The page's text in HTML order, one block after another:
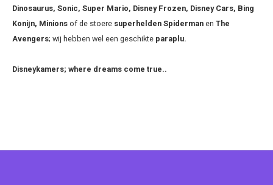
Dinosaurus, Sonic, Super Mario, Disney Frozen, Disney Cars, Bing
Konijn, Minionsof de stoere superhelden Spidermanen The
Avengers; wij hebben wel een geschikte paraplu.
Disneykamers; where dreams come true..